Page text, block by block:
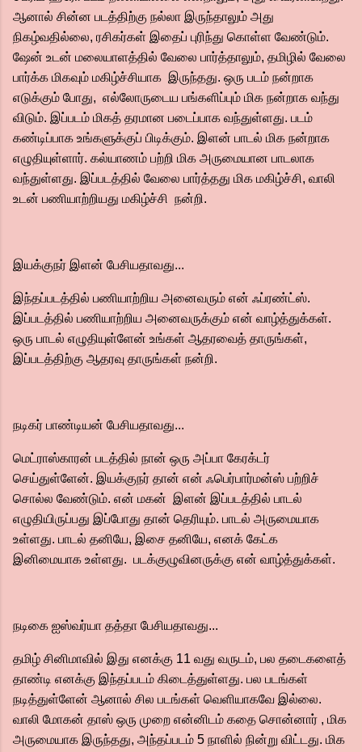
ஆனால் சின்ன படத்திற்கு நல்லா இருந்தாலும் அது
நிகழ்வதில்லை, ரசிகர்கள் இதைப் புரிந்து கொள்ள வேண்டும்.
ஷேன் உடன் மலையாளத்தில் வேலை பார்த்தாலும், தமிழில் வேலை
பார்க்க மிகவும் மகிழ்ச்சியாக இருந்தது. ஒரு படம் நன்றாக
எடுக்கும் போது, எல்லோருடைய பங்களிப்பும் மிக நன்றாக வந்து
விடும். இப்படம் மிகத் தரமான படைப்பாக வந்துள்ளது. படம்
கண்டிப்பாக உங்களுக்குப் பிடிக்கும். இளன் பாடல் மிக நன்றாக
எழுதியுள்ளார். கல்யாணம் பற்றி மிக அருமையான பாடலாக
வந்துள்ளது. இப்படத்தில் வேலை பார்த்தது மிக மகிழ்ச்சி, வாலி
உடன் பணியாற்றியது மகிழ்ச்சி நன்றி.
இயக்குநர் இளன் பேசியதாவது...
இந்தப்படத்தில் பணியாற்றிய அனைவரும் என் ஃப்ரண்ட்ஸ்.
இப்படத்தில் பணியாற்றிய அனைவருக்கும் என் வாழ்த்துக்கள்.
ஒரு பாடல் எழுதியுள்ளேன் உங்கள் ஆதரவைத் தாருங்கள்,
இப்படத்திற்கு ஆதரவு தாருங்கள் நன்றி.
நடிகர் பாண்டியன் பேசியதாவது...
மெட்ராஸ்காரன் படத்தில் நான் ஒரு அப்பா கேரக்டர்
செய்துள்ளேன். இயக்குநர் தான் என் ஃபெர்பார்மன்ஸ் பற்றிச்
சொல்ல வேண்டும். என் மகன் இளன் இப்படத்தில் பாடல்
எழுதியிருப்பது இப்போது தான் தெரியும். பாடல் அருமையாக
உள்ளது. பாடல் தனியே, இசை தனியே, எனக் கேட்க
இனிமையாக உள்ளது. படக்குழுவினருக்கு என் வாழ்த்துக்கள்.
நடிகை ஐஸ்வர்யா தத்தா பேசியதாவது...
தமிழ் சினிமாவில் இது எனக்கு 11 வது வருடம், பல தடைகளைத்
தாண்டி எனக்கு இந்தப்படம் கிடைத்துள்ளது. பல படங்கள்
நடித்துள்ளேன் ஆனால் சில படங்கள் வெளியாகவே இல்லை.
வாலி மோகன் தாஸ் ஒரு முறை என்னிடம் கதை சொன்னார் , மிக
அருமையாக இருந்தது, அந்தப்படம் 5 நாளில் நின்று விட்டது. மிக